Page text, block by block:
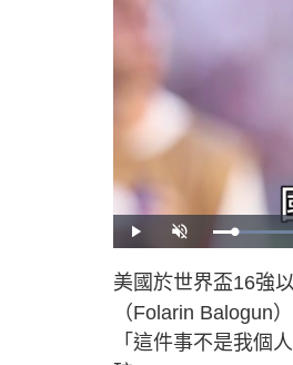
P
l
U
n
u
t
e
美國於世界盃16強
（Folarin Balogun
「這件事不是我個